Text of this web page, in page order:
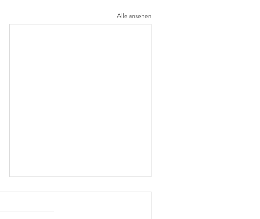
Alle ansehen